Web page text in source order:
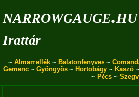
narrowgauge.hu
Irattár
~ Almamellék ~ Balatonfenyves ~
Gemenc ~ Gyöngyös ~ Hortobágy ~ Kaszó
~ Pécs ~